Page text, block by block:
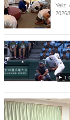
Yellz
2026/